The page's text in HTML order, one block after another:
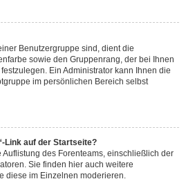
Benutzergruppe sind, dient die
sowie den Gruppenrang, der bei Ihnen
Ein Administrator kann Ihnen die
im persönlichen Bereich selbst
Link auf der Startseite?
des Forenteams, einschließlich der
Sie finden hier auch weitere
diese im Einzelnen moderieren.